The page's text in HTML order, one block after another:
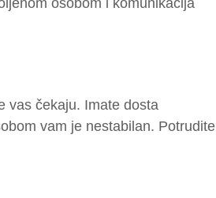
osobom i komunikacija
vas čekaju. Imate dosta
vam je nestabilan. Potrudite